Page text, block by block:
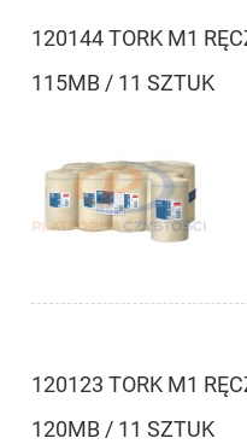
120144 TORK M1
115MB / 11 SZTUK
120123 TORK M1
120MB / 11 SZTUK